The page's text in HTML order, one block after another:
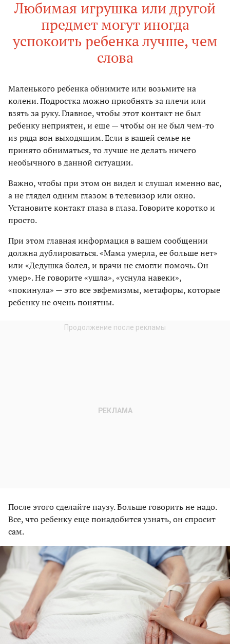
Любимая игрушка или другой
предмет могут иногда
успокоить ребенка лучше, чем
слова
Маленького ребенка обнимите или возьмите на
колени. Подростка можно приобнять за плечи или
взять за руку. Главное, чтобы этот контакт не был
ребенку неприятен, и еще — чтобы он не был чем-то
из ряда вон выходящим. Если в вашей семье не
принято обниматься, то лучше не делать ничего
необычного в данной ситуации.
Важно, чтобы при этом он видел и слушал именно вас,
а не глядел одним глазом в телевизор или окно.
Установите контакт глаза в глаза. Говорите коротко и
просто.
При этом главная информация в вашем сообщении
должна дублироваться. «Мама умерла, ее больше нет»
или «Дедушка болел, и врачи не смогли помочь. Он
умер». Не говорите «ушла», «уснула навеки»,
«покинула» — это все эвфемизмы, метафоры, которые
ребенку не очень понятны.
После этого сделайте паузу. Больше говорить не надо.
Все, что ребенку еще понадобится узнать, он спросит
сам.